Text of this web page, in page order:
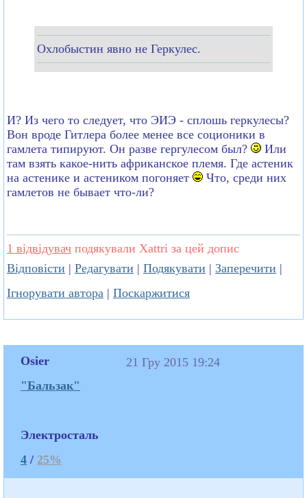
Охлобыстин явно не Геркулес.
И? Из чего то следует, что ЭИЭ - сплошь геркулесы?
Вон вроде Гитлера более менее все соционики в
гамлета типируют. Он разве гергулесом был?
Или
там взять какое-нить африканское племя. Где астеник
на астенике и астеником погоняет
Что, среди них
гамлетов не бывает что-ли?
1 відвідувач подякували Xattri за цей допис
Відповісти | Редагувати | Подякувати | Заперечити |
Ігнорувати автора | Поскаржитися
Osier
"Бальзак"
Электросталь
4 / 25%
21 Гру 2015 19:24